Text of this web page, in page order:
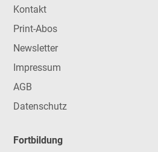
Kontakt
Print-Abos
Newsletter
Impressum
AGB
Datenschutz
Fortbildung